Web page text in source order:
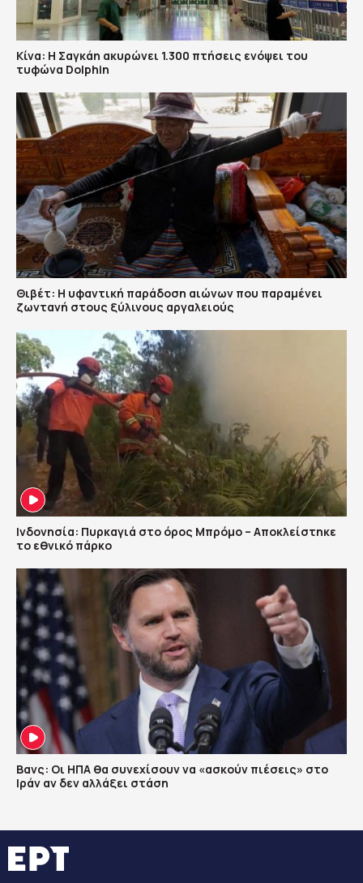
Κίνα: Η Σαγκάη ακυρώνει 1.300 πτήσεις ενόψει του
τυφώνα Dolphin
Θιβέτ: Η υφαντική παράδοση αιώνων που παραμένει
ζωντανή στους ξύλινους αργαλειούς
Ινδονησία: Πυρκαγιά στο όρος Μπρόμο – Αποκλείστηκε
το εθνικό πάρκο
Βανς: Οι ΗΠΑ θα συνεχίσουν να «ασκούν πιέσεις» στο
Ιράν αν δεν αλλάξει στάση